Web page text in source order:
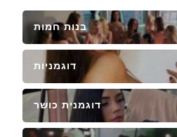
בנות חמות
דוגמניות
דוגמנית כושר